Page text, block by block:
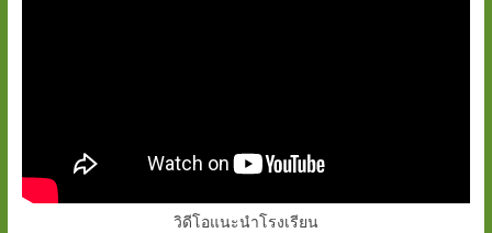
วิดีโอแนะนำโรงเรียน